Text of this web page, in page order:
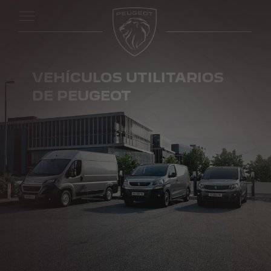
VEHÍCULOS UTILITARIOS
DE PEUGEOT